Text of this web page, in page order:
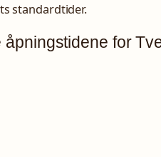
standardtider.
for